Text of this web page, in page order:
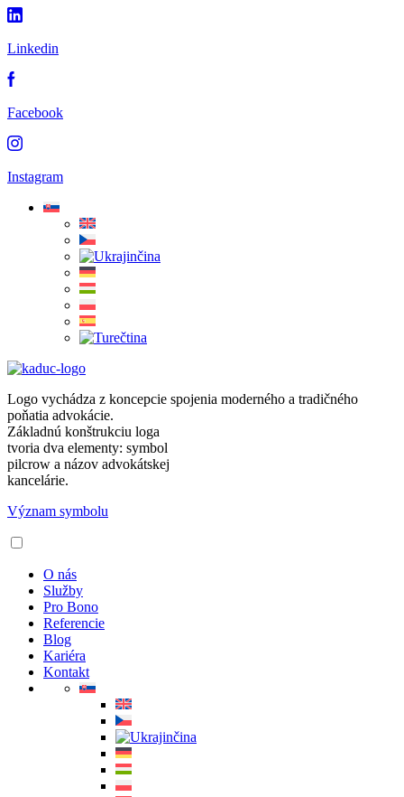
Linkedin
Facebook
Instagram
Logo vychádza z koncepcie spojenia moderného a tradičného
poňatia advokácie.
Základnú konštrukciu loga
tvoria dva elementy: symbol
pilcrow a názov advokátskej
kancelárie.
Význam symbolu
O nás
Služby
Pro Bono
Referencie
Blog
Kariéra
Kontakt